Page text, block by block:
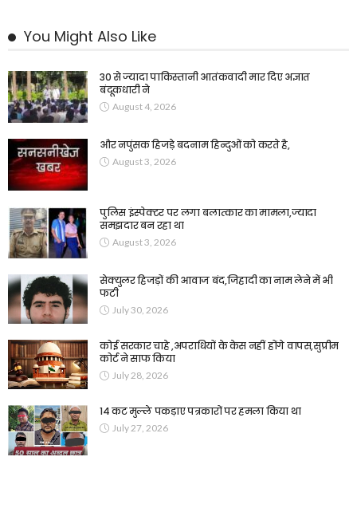
You Might Also Like
30 से ज्यादा पाकिस्तानी आतंकवादी मार दिए अज्ञात
बंदूकधारी ने
August 4, 2026
और नपुंसक हिजड़े बदनाम हिन्दुओं को करते है,
August 3, 2026
पुलिस इंस्पेक्टर पर लगा बलात्कार का मामला,ज्यादा
समझदार बन रहा था
August 3, 2026
सेक्युलर हिजड़ों की आवाज बंद,जिहादी का नाम लेने में भी
फटी
July 30, 2026
कोई सरकार चाहे ,अपराधियों के केस नहीं होंगे वापस,सुप्रीम
कोर्ट ने साफ किया
July 28, 2026
14 कट मुल्ले पकड़ाए पत्रकारों पर हमला किया था
July 27, 2026